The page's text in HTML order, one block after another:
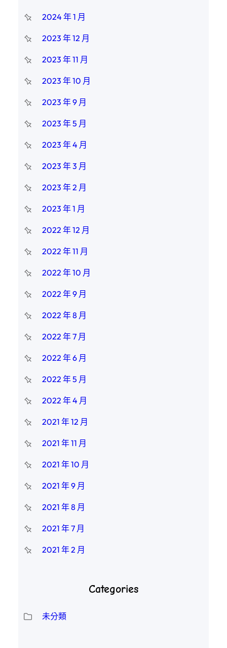
2024 年 1 月
2023 年 12 月
2023 年 11 月
2023 年 10 月
2023 年 9 月
2023 年 5 月
2023 年 4 月
2023 年 3 月
2023 年 2 月
2023 年 1 月
2022 年 12 月
2022 年 11 月
2022 年 10 月
2022 年 9 月
2022 年 8 月
2022 年 7 月
2022 年 6 月
2022 年 5 月
2022 年 4 月
2021 年 12 月
2021 年 11 月
2021 年 10 月
2021 年 9 月
2021 年 8 月
2021 年 7 月
2021 年 2 月
Categories
未分類